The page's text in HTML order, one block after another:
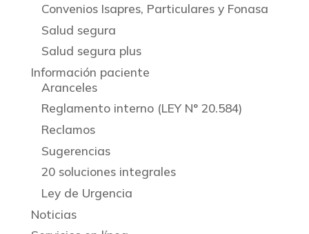
Convenios Isapres, Particulares y Fonasa
Salud segura
Salud segura plus
Información paciente
Aranceles
Reglamento interno (LEY N° 20.584)
Reclamos
Sugerencias
20 soluciones integrales
Ley de Urgencia
Noticias